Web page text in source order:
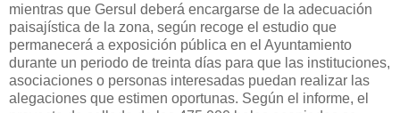
mientras que Gersul deberá encargarse de la adecuación
paisajística de la zona, según recoge el estudio que
permanecerá a exposición pública en el Ayuntamiento
durante un periodo de treinta días para que las instituciones,
asociaciones o personas interesadas puedan realizar las
alegaciones que estimen oportunas. Según el informe, el